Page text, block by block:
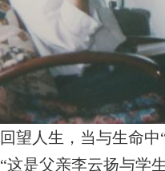
回望人生，当与生命
“这是父亲李云扬与学